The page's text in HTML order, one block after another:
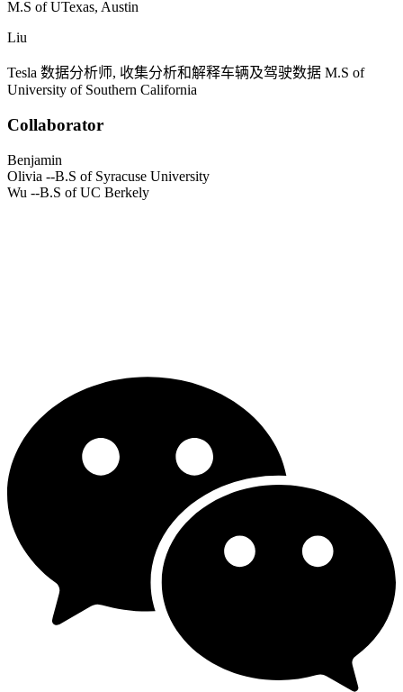
M.S of UTexas, Austin
Liu
Tesla 数据分析师, 收集分析和解释车辆及驾驶数据 M.S of
University of Southern California
Collaborator
Benjamin
Olivia --B.S of Syracuse University
Wu --B.S of UC Berkely